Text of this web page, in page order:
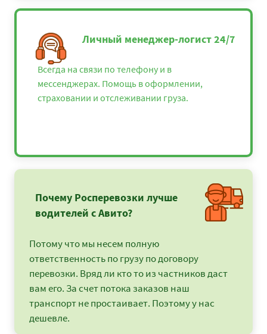
Личный менеджер-логист 24/7
Всегда на связи по телефону и в
мессенджерах. Помощь в оформлении,
страховании и отслеживании груза.
Почему Росперевозки лучше
водителей с Авито?
Потому что мы несем полную
ответственность по грузу по договору
перевозки. Вряд ли кто то из частников даст
вам его. За счет потока заказов наш
транспорт не простаивает. Поэтому у нас
дешевле.